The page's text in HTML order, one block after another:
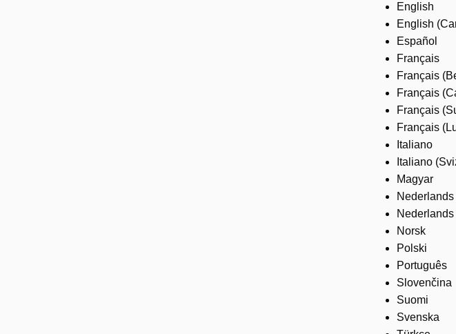
English
English
Español
Français
Français
Français
Français
Français
Italiano
Italiano
Magyar
Nederlands
Norsk
Polski
Português
Slovenčina
Suomi
Svenska